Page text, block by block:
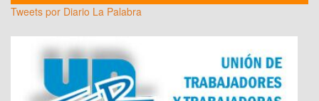
Tweets por Diario La Palabra